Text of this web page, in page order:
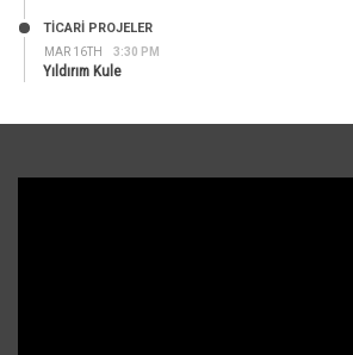
MAR 16TH 3:30 PM
TİCARİ PROJELER
Yıldırım Kule